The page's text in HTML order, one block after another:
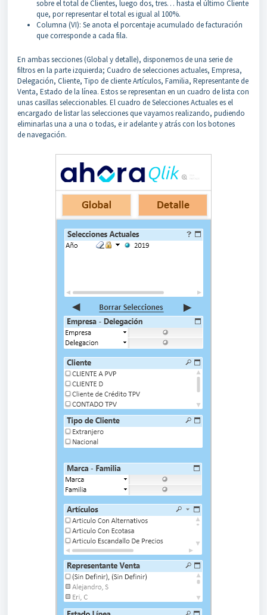
sobre el total de Clientes, luego dos, tres… hasta el último Cliente
que, por representar el total es igual al 100%.
Columna (VI): Se anota el porcentaje acumulado de facturación
que corresponde a cada fila.
En ambas secciones (Global y detalle), disponemos de una serie de
filtros en la parte izquierda; Cuadro de selecciones actuales, Empresa,
Delegación, Cliente, Tipo de cliente Artículos, Familia, Representante de
Venta, Estado de la línea. Estos se representan en un cuadro de lista con
unas casillas seleccionables. El cuadro de Selecciones Actuales es el
encargado de listar las selecciones que vayamos realizando, pudiendo
eliminarlas una a una o todas, e ir adelante y atrás con los botones
de navegación.